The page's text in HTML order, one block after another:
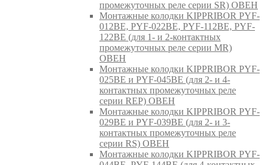
промежуточных реле серии SR) ОВЕН
Монтажные колодки KIPPRIBOR PYF-
012BE, PYF-022BE, PYF-112BE, PYF-
122BE (для 1- и 2-контактных
промежуточных реле серии MR)
ОВЕН
Монтажные колодки KIPPRIBOR PYF-
025BE и PYF-045BE (для 2- и 4-
контактных промежуточных реле
серии REP) ОВЕН
Монтажные колодки KIPPRIBOR PYF-
029BE и PYF-039BE (для 2- и 3-
контактных промежуточных реле
серии RS) ОВЕН
Монтажные колодки KIPPRIBOR PYF-